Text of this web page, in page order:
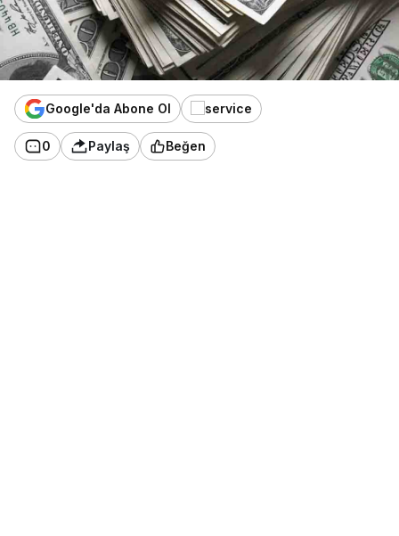
Google'da Abone Ol
0 Paylaş Beğen